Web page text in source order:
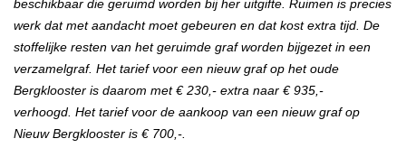
beschikbaar die geruimd worden bij her uitgifte. Ruimen is precies
werk dat met aandacht moet gebeuren en dat kost extra tijd. De
stoffelijke resten van het geruimde graf worden bijgezet in een
verzamelgraf. Het tarief voor een nieuw graf op het oude
Bergklooster is daarom met € 230,- extra naar € 935,-
verhoogd. Het tarief voor de aankoop van een nieuw graf op
Nieuw Bergklooster is € 700,-.